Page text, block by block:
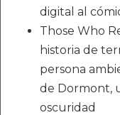
digital al
Those Who
historia de
persona
de Dormont,
oscuridad